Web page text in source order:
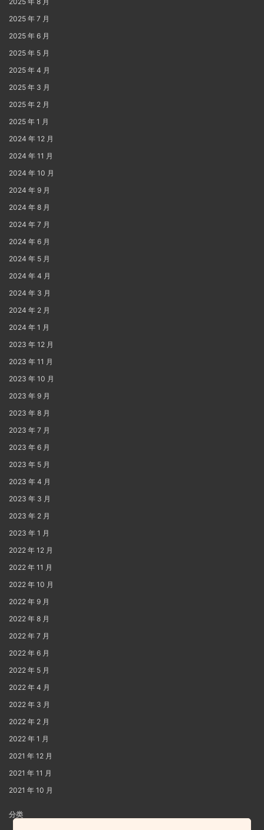
2025 年 7 月
2025 年 6 月
2025 年 5 月
2025 年 4 月
2025 年 3 月
2025 年 2 月
2025 年 1 月
2024 年 12 月
2024 年 11 月
2024 年 10 月
2024 年 9 月
2024 年 8 月
2024 年 7 月
2024 年 6 月
2024 年 5 月
2024 年 4 月
2024 年 3 月
2024 年 2 月
2024 年 1 月
2023 年 12 月
2023 年 11 月
2023 年 10 月
2023 年 9 月
2023 年 8 月
2023 年 7 月
2023 年 6 月
2023 年 5 月
2023 年 4 月
2023 年 3 月
2023 年 2 月
2023 年 1 月
2022 年 12 月
2022 年 11 月
2022 年 10 月
2022 年 9 月
2022 年 8 月
2022 年 7 月
2022 年 6 月
2022 年 5 月
2022 年 4 月
2022 年 3 月
2022 年 2 月
2022 年 1 月
2021 年 12 月
2021 年 11 月
2021 年 10 月
分类